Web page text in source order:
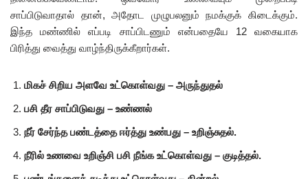
சாப்பிடுவாதால் தான், அதோட முழுபலனும் நமக்குக் கிடைக்கும்.
இந்த மண்ணில் எப்படி சாப்பிடணும் என்பதையே 12 வகையாக
பிரித்து வைத்து வாழ்ந்திருக்கீறார்கள்.
மிகச் சிறிய அளவே உட்கொள்வது – அருந்துதல்
பசி தீர சாப்பிடுவது – உண்ணல்
நீர் சேர்ந்த பண்டத்தை ஈர்த்து உண்பது – உறிஞ்சுதல்.
நீரில் உணவை உறிஞ்சி பசி நீங்க உட்கொள்வது – குடித்தல்.